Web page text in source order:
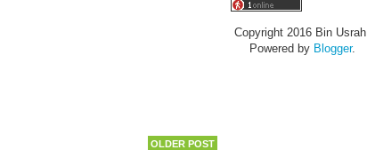
OLDER POST
Copyright 2016 Bin Usrah.
Powered by Blogger.